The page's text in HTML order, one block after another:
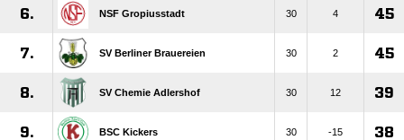
6. NSF Gropiusstadt 30 4 45
7. SV Berliner Brauereien 30 2 45
8. SV Chemie Adlershof 30 12 39
9. BSC Kickers 30 -15 38